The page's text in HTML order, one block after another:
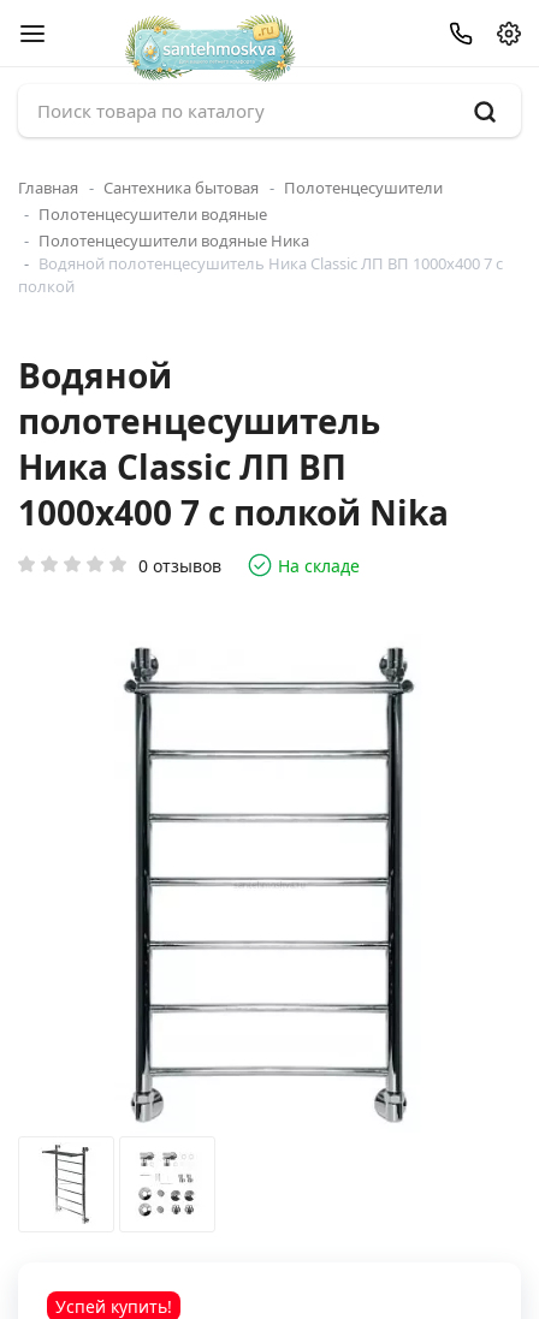
Главная Сантехника бытовая
Полотенцесушители
Полотенцесушители водяные
Полотенцесушители водяные Ника
Водяной полотенцесушитель Ника Classic ЛП ВП 1000x400 7 с
полкой
Водяной
полотенцесушитель
Ника Classic ЛП ВП
1000x400 7 с полкой Nika
0 отзывов На складе
Успей купить!